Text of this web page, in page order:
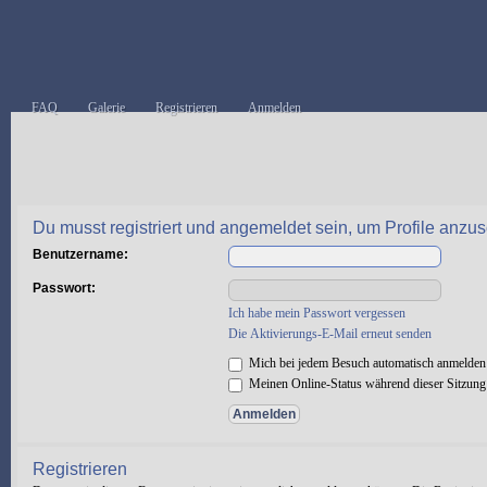
FAQ Galerie Registrieren Anmelden
Du musst registriert und angemeldet sein, um Profile
Benutzername:
Passwort:
Ich habe mein Passwort vergessen
Die Aktivierungs-E-Mail erneut senden
Mich bei jedem Besuch automatisch anmelden
Meinen Online-Status während dieser
Registrieren